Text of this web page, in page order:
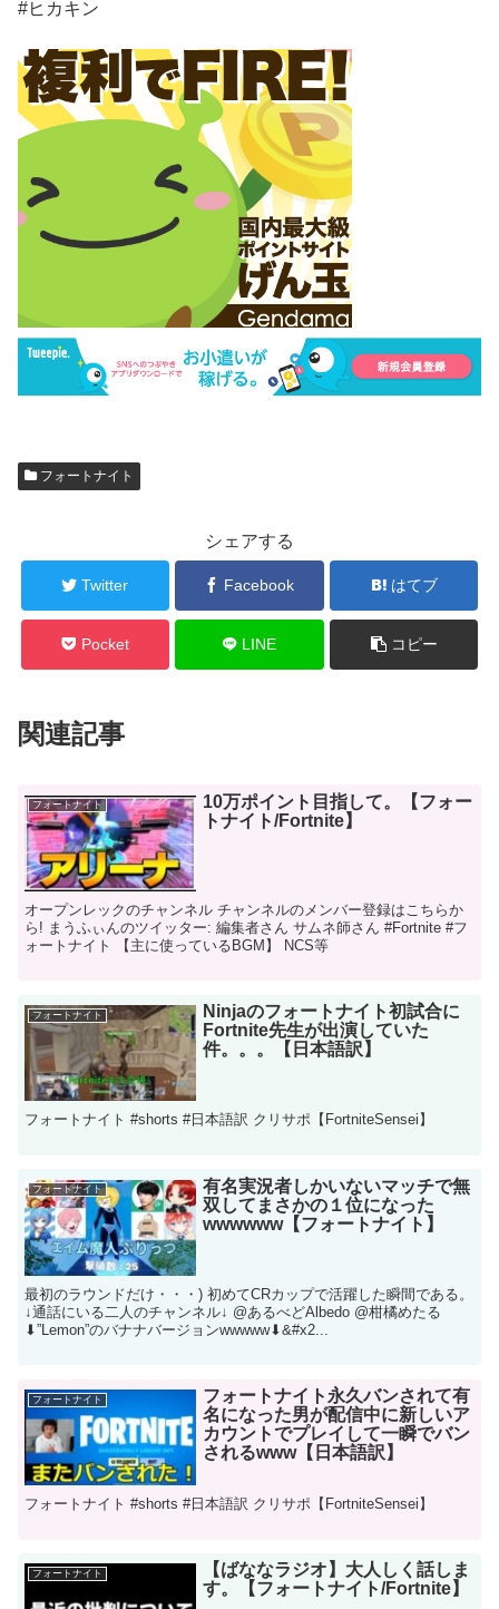
#ヒカキン
フォートナイト
シェアする
Twitter Facebook はてブ
Pocket LINE コピー
関連記事
フォートナイト
10万ポイント目指して。【フォー
トナイト/Fortnite】
オープンレックのチャンネル チャンネルのメンバー登録はこちらか
ら! まうふぃんのツイッター: 編集者さん サムネ師さん #Fortnite #フ
ォートナイト 【主に使っているBGM】 NCS等
フォートナイト
Ninjaのフォートナイト初試合に
Fortnite先生が出演していた
件。。。【日本語訳】
フォートナイト #shorts #日本語訳 クリサポ【FortniteSensei】
フォートナイト
有名実況者しかいないマッチで無
双してまさかの１位になった
wwwwww【フォートナイト】
最初のラウンドだけ・・・) 初めてCRカップで活躍した瞬間である。
↓通話にいる二人のチャンネル↓ @あるべどAlbedo @柑橘めたる
⬇︎”Lemon”のバナナバージョンwwwww⬇︎ ​ &#x2...
フォートナイト
フォートナイト永久バンされて有
名になった男が配信中に新しいア
カウントでプレイして一瞬でバン
されるwww【日本語訳】
フォートナイト #shorts #日本語訳 クリサポ【FortniteSensei】
フォートナイト
【ばななラジオ】大人しく話しま
す。【フォートナイト/Fortnite】